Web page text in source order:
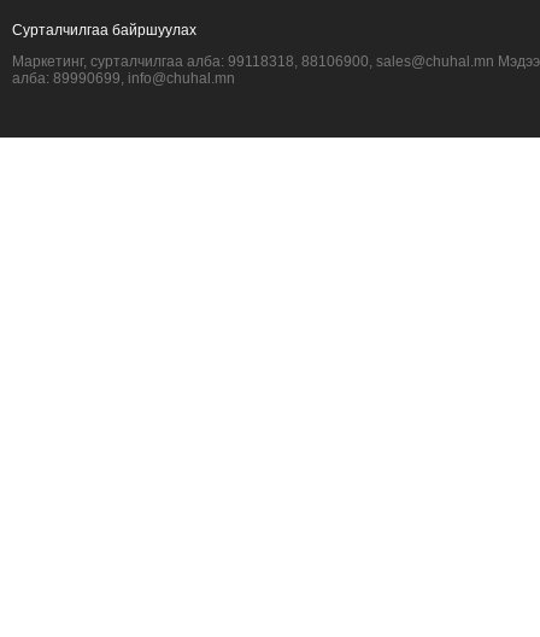
Сурталчилгаа байршуулах
Маркетинг, сурталчилгаа алба: 99118318, 88106900, sales@chuhal.mn
алба: 89990699, info@chuhal.mn